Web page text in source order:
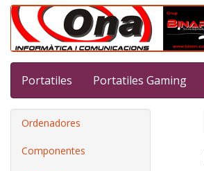
Portatiles Portatiles Gaming
Ordenadores
Componentes